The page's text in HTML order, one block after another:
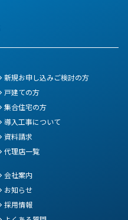
新規お申し込みご検討の方
戸建ての方
集合住宅の方
導入工事について
資料請求
代理店一覧
会社案内
お知らせ
採用情報